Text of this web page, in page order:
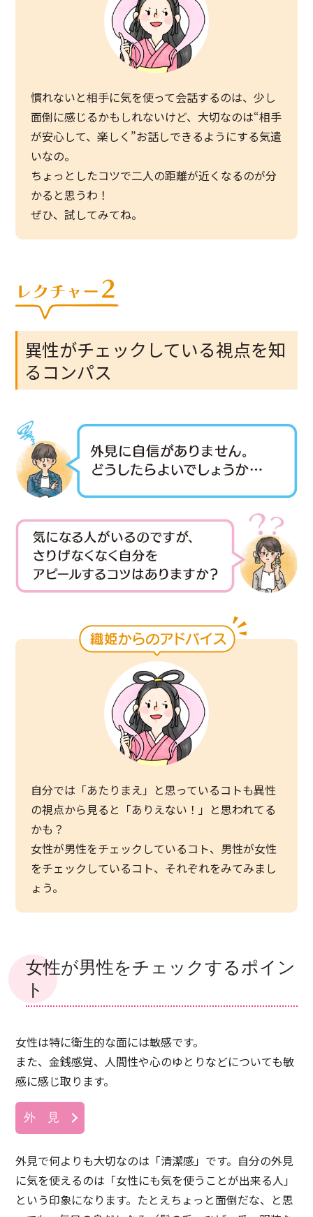
慣れないと相手に気を使って会話するのは、少し
面倒に感じるかもしれないけど、大切なのは“相手
が安心して、楽しく”お話しできるようにする気遣
いなの。
ちょっとしたコツで二人の距離が近くなるのが分
かると思うわ！
ぜひ、試してみてね。
異性がチェックしている視点を知
るコンパス
自分では「あたりまえ」と思っているコトも異性
の視点から見ると「ありえない！」と思われてる
かも？
女性が男性をチェックしているコト、男性が女性
をチェックしているコト、それぞれをみてみまし
ょう。
女性が男性をチェックするポイン
ト
女性は特に衛生的な面には敏感です。
また、金銭感覚、人間性や心のゆとりなどについても敏
感に感じ取ります。
外 見
外見で何よりも大切なのは「清潔感」です。自分の外見
に気を使えるのは「女性にも気を使うことが出来る人」
という印象になります。たとえちょっと面倒だな、と思